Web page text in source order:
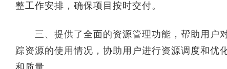
整工作安排，确保项目按时交付。
三、提供了全面的资源管理功能，帮助用户
踪资源的使用情况，协助用户进行资源调度和优
和质量。